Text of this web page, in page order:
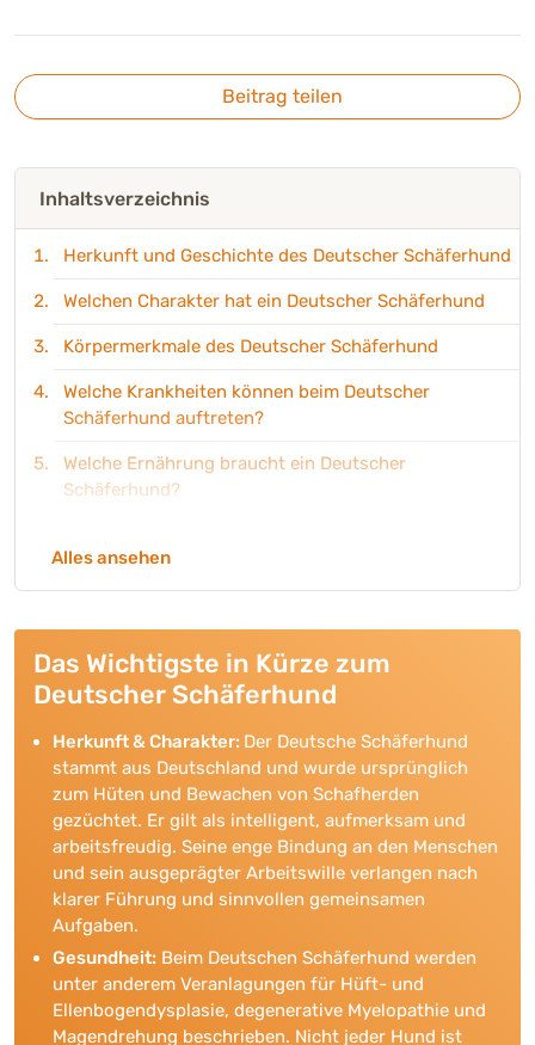
Beitrag teilen
Inhaltsverzeichnis
Herkunft und Geschichte des Deutscher Schäferhund
Welchen Charakter hat ein Deutscher Schäferhund
Körpermerkmale des Deutscher Schäferhund
Welche Krankheiten können beim Deutscher
Schäferhund auftreten?
Welche Ernährung braucht ein Deutscher
Schäferhund?
Schäferhund?
Welchem Element ist der Deutscher Schäferhund
zugeordnet?
Deutschen Schäferhundes
Empfohlene Ratgeber für den Deutscher
Schäferhund
Welche Namen passen zu einem Deutscher
Schäferhund
Alles ansehen
Das Wichtigste in Kürze zum
Deutscher Schäferhund
Herkunft & Charakter: Der Deutsche Schäferhund
stammt aus Deutschland und wurde ursprünglich
zum Hüten und Bewachen von Schafherden
gezüchtet. Er gilt als intelligent, aufmerksam und
arbeitsfreudig. Seine enge Bindung an den Menschen
und sein ausgeprägter Arbeitswille verlangen nach
klarer Führung und sinnvollen gemeinsamen
Aufgaben.
Gesundheit: Beim Deutschen Schäferhund werden
unter anderem Veranlagungen für Hüft- und
Ellenbogendysplasie, degenerative Myelopathie und
Magendrehung beschrieben. Nicht jeder Hund ist